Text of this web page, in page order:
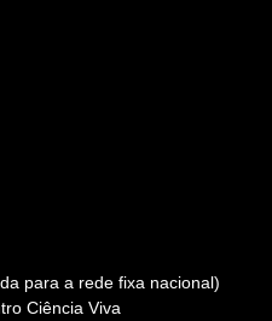
para a rede fixa nacional)
Ciência Viva